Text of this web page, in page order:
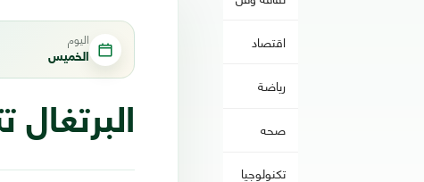
اقتصاد
رياضة
صحه
تكنولوجيا
اليوم
الخميس
البرتغال